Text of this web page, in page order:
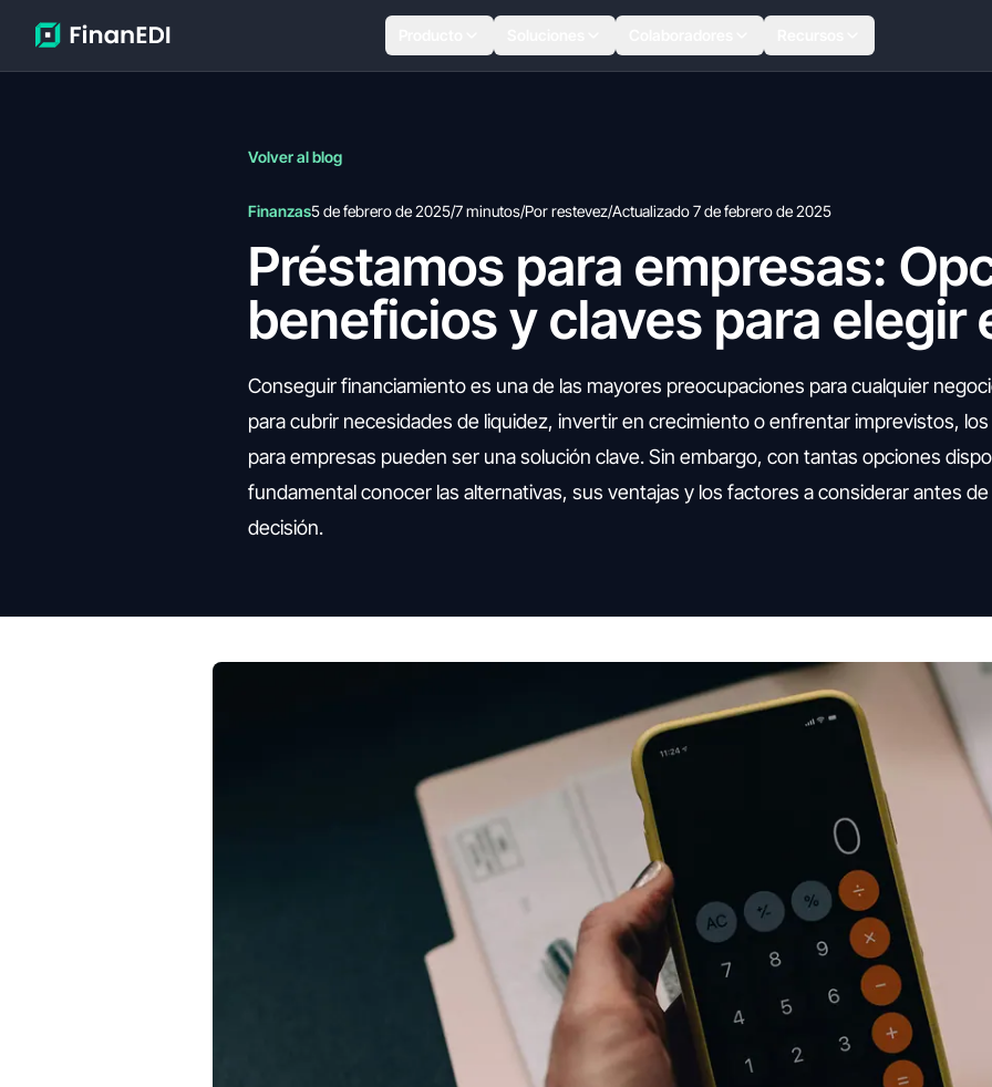
Volver al blog
Finanzas5 de febrero de 2025/7 minutos/Por restevez/Actualizado 7 de febrero de 2025
Préstamos para empresas:
beneficios y claves para elegir
Conseguir financiamiento es una de las mayores preocupaciones para cualquier
para cubrir necesidades de liquidez, invertir en crecimiento o enfrentar imprevistos,
para empresas pueden ser una solución clave. Sin embargo, con tantas opciones
fundamental conocer las alternativas, sus ventajas y los factores a considerar antes
decisión.